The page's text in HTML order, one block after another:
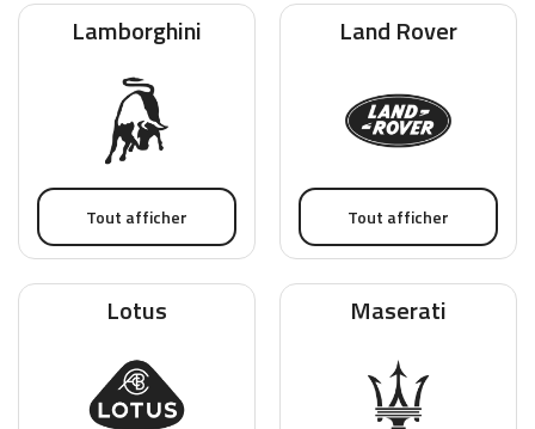
Lamborghini
Tout afficher
Land Rover
Tout afficher
Lotus Maserati